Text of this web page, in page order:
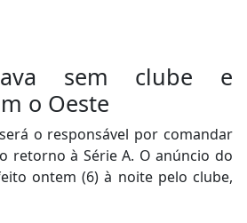
sem clube e
o Oeste
o responsável por comandar
retorno à Série A. O anúncio do
ontem (6) à noite pelo clube,